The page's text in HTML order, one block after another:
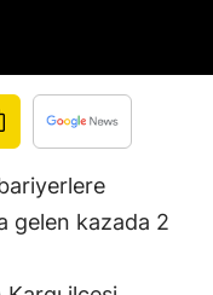
Edirne
Elazığ
Erzincan
Erzurum
Eskişehir
gelen kazada 2